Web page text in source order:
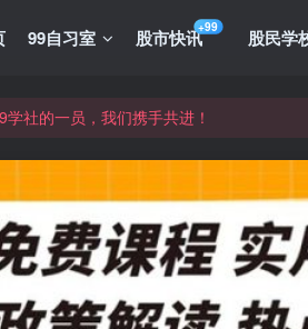
99自习室 股市快讯+99 股民学
学社的一员，我们携手共进！
社的一员，我们携手共进！
学社与你同行！分享全网优质VIP资源